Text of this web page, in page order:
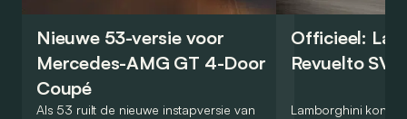
Nieuwe 53-versie voor
Mercedes-AMG GT 4-Door
Coupé
Als 53 ruilt de nieuwe instapversie van
Officieel:
Revuelto SV
Lamborghini